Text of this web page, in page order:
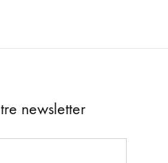
newsletter